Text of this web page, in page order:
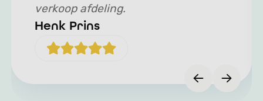
verkoop afdeling.
Henk Prins